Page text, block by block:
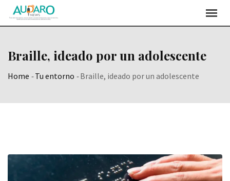
Braille, ideado por un adolescente
Home -Tu entorno -Braille, ideado por un adolescente